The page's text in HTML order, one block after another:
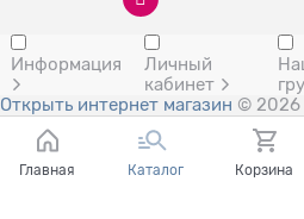
Информация
Личный
кабинет
Открыть интернет магазин © 2026
Главная Каталог Корзина